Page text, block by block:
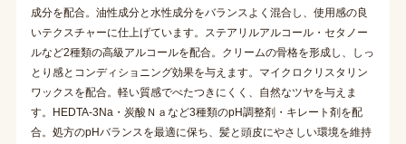
成分を配合。油性成分と水性成分をバランスよく混合し、使用感の良
いテクスチャーに仕上げています。ステアリルアルコール・セタノー
ルなど2種類の高級アルコールを配合。クリームの骨格を形成し、しっ
とり感とコンディショニング効果を与えます。マイクロクリスタリン
ワックスを配合。軽い質感でべたつきにくく、自然なツヤを与えま
す。HEDTA-3Na・炭酸Ｎａなど3種類のpH調整剤・キレート剤を配
合。処方のpHバランスを最適に保ち、髪と頭皮にやさしい環境を維持